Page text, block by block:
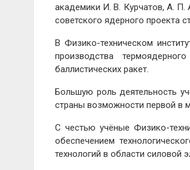
академики И. В. Курчатов, А. П.
советского ядерного проекта
В Физико-техническом
производства
баллистических ракет.
Большую роль деятельность
страны возможности первой в
С честью учёные Физико-
обеспечением
технологий в области силовой